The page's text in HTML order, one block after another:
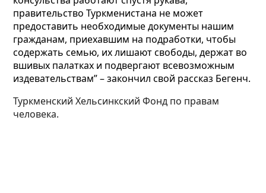
правительство Туркменистана не может
предоставить необходимые документы нашим
гражданам, приехавшим на подработки, чтобы
содержать семью, их лишают свободы, держат во
вшивых палатках и подвергают всевозможным
издевательствам” – закончил свой рассказ Бегенч.
Туркменский Хельсинкский Фонд по правам
человека.